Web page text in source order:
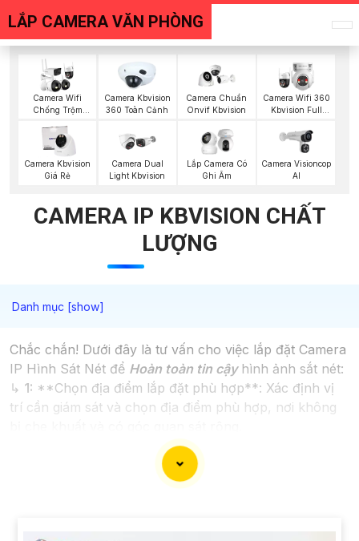
LẮP CAMERA VĂN PHÒNG
Camera Wifi
Chống Trộm
Camera Kbvision
360 Toàn Cảnh
Camera Chuẩn
Onvif Kbvision
Camera Wifi 360
Kbvision Full
Camera Kbvision
Giá Rẻ
Camera Dual
Light Kbvision
Lắp Camera Có
Ghi Âm
Camera Visioncop
Al
CAMERA IP KBVISION CHẤT
LƯỢNG
Chắc chắn! Dưới đây là tư vấn cho việc lắp đặt Camera
IP Hình Sát Nét để Hoàn toàn tin cậyhình ảnh sắt nét:
↳ 1: **Chọn địa điểm lắp đặt phù hợp**: Xác định vị
trí cần giám sát và chọn địa điểm phù hợp, nơi không
**Chọn camera chất lượng**: Chọn camera IP có
độ phân giải cao, ít nhất là 1080p để